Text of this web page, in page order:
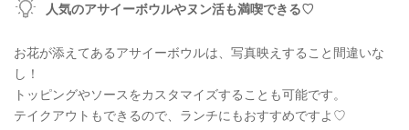
人気のアサイーボウルやヌン活も満喫できる♡
お花が添えてあるアサイーボウルは、写真映えすること間違いな
し！
トッピングやソースをカスタマイズすることも可能です。
テイクアウトもできるので、ランチにもおすすめですよ♡